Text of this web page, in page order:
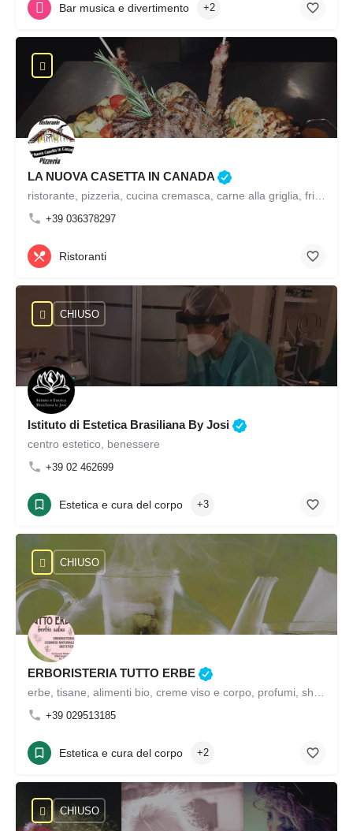
Bar musica e divertimento +2
LA NUOVA CASETTA IN CANADA
+39 036378297
Ristoranti
Istituto di Estetica Brasiliana By Josi
centro estetico, benessere
+39 02 462699
CHIUSO
Estetica e cura del corpo +3
ERBORISTERIA TUTTO ERBE
+39 029513185
CHIUSO
Estetica e cura del corpo +2
CHIUSO